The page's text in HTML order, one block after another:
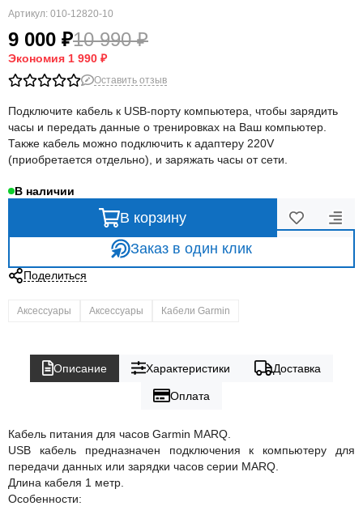
Артикул: 010-12820-10
9 000 ₽10 990 ₽
Экономия 1 990 ₽
Оставить отзыв
Подключите кабель к USB-порту компьютера, чтобы зарядить
часы и передать данные о тренировках на Ваш компьютер.
Также кабель можно подключить к адаптеру 220V
(приобретается отдельно), и заряжать часы от сети.
В наличии
В корзину
Заказ в один клик
Поделиться
Аксессуары Аксессуары Кабели Garmin
Описание Характеристики Доставка
Оплата
Кабель питания для часов Garmin MARQ.
USB кабель предназначен подключения к компьютеру для
передачи данных или зарядки часов серии MARQ.
Длина кабеля 1 метр.
Особенности: